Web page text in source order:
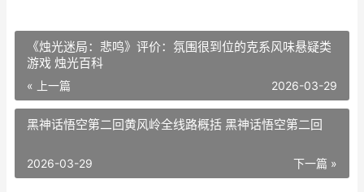
《烛光迷局：悲鸣》评价：氛围很到位的克系风味悬疑类
游戏 烛光百科
« 上一篇 2026-03-29
黑神话悟空第二回黄风岭全线路概括 黑神话悟空第二回
下一篇 »
2026-03-29